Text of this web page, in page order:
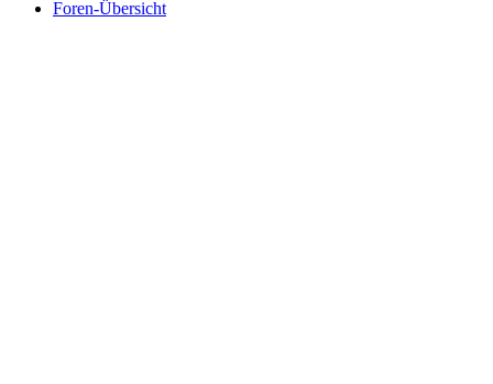
Foren-Übersicht